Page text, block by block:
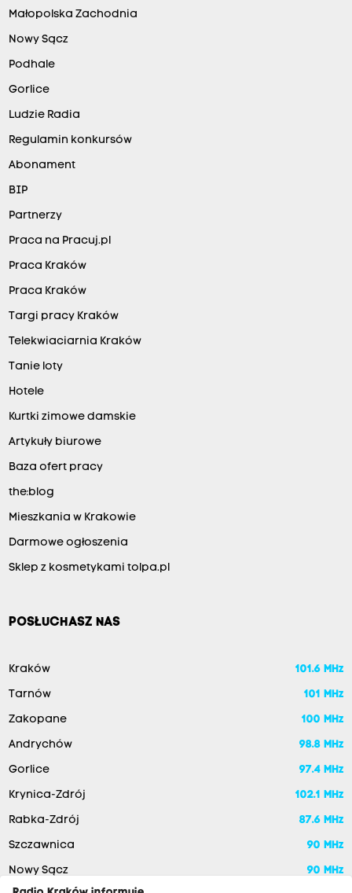
Małopolska Zachodnia
Nowy Sącz
Podhale
Gorlice
Ludzie Radia
Regulamin konkursów
Abonament
BIP
Partnerzy
Praca na Pracuj.pl
Praca Kraków
Praca Kraków
Targi pracy Kraków
Telekwiaciarnia Kraków
Tanie loty
Hotele
Kurtki zimowe damskie
Artykuły biurowe
Baza ofert pracy
the:blog
Mieszkania w Krakowie
Darmowe ogłoszenia
Sklep z kosmetykami tolpa.pl
POSŁUCHASZ NAS
Kraków 101.6 MHz
Tarnów 101 MHz
Zakopane 100 MHz
Andrychów 98.8 MHz
Gorlice 97.4 MHz
Krynica-Zdrój 102.1 MHz
Rabka-Zdrój 87.6 MHz
Szczawnica 90 MHz
Nowy Sącz
90 MHz